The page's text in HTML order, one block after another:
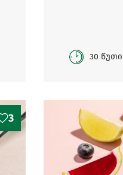
30 წუთი
3